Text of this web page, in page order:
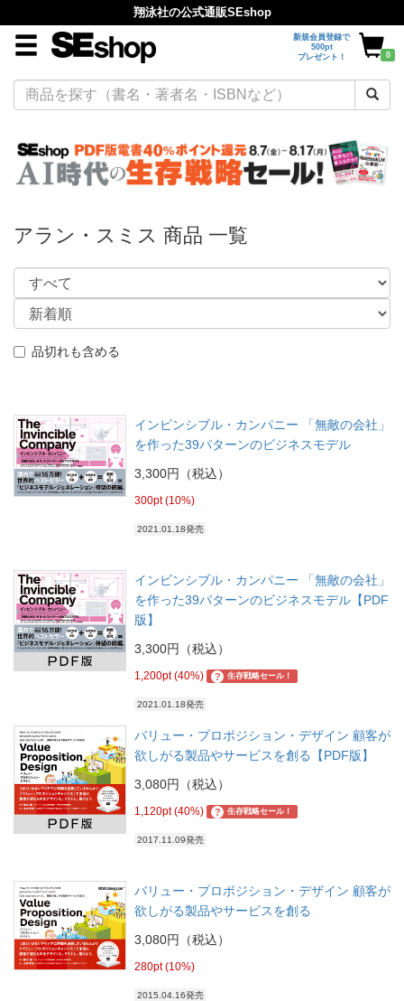
翔泳社の公式通販SEshop
新規会員登録で
500pt
プレゼント！
0
アラン・スミス 商品 一覧
品切れも含める
インビンシブル・カンパニー 「無敵の会社」
を作った39パターンのビジネスモデル
3,300円（税込）
300pt (10%)
2021.01.18発売
インビンシブル・カンパニー 「無敵の会社」
を作った39パターンのビジネスモデル【PDF
版】
3,300円（税込）
1,200pt (40%) ? 生存戦略セール！
2021.01.18発売
バリュー・プロポジション・デザイン 顧客が
欲しがる製品やサービスを創る【PDF版】
3,080円（税込）
1,120pt (40%) ? 生存戦略セール！
2017.11.09発売
バリュー・プロポジション・デザイン 顧客が
欲しがる製品やサービスを創る
3,080円（税込）
280pt (10%)
2015.04.16発売